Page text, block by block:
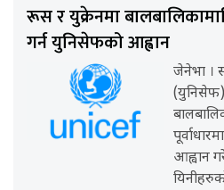
रूस र युक्रेनमा
गर्न युनिसेफको आह्वान
जेनेभा ।
आह्वान